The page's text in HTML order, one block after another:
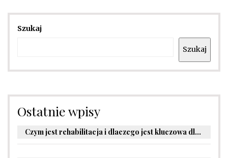
Szukaj
Szukaj
Ostatnie wpisy
Czym jest rehabilitacja i dlaczego jest kluczowa dla powrotu do zdrowia?